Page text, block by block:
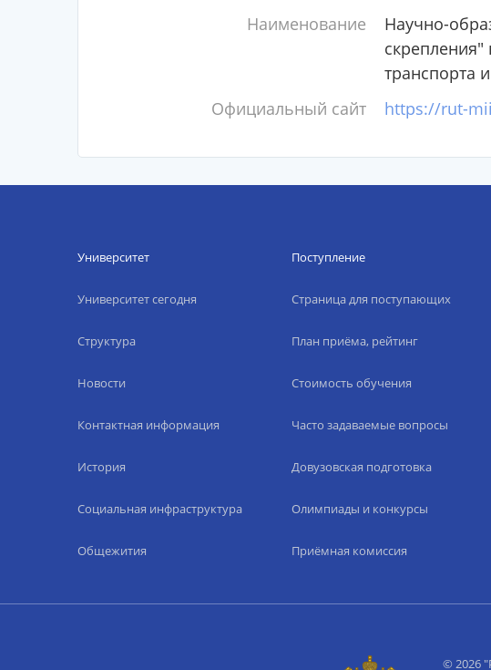
Наименование
Научно-
скрепления"
транспорта
Официальный сайт
https://rut-
Университет
Университет сегодня
Структура
Новости
Контактная информация
История
Социальная инфраструктура
Общежития
Поступление
Страница для поступающих
План приёма, рейтинг
Стоимость обучения
Часто задаваемые вопросы
Довузовская подготовка
Олимпиады и конкурсы
Приёмная комиссия
© 2026